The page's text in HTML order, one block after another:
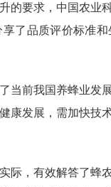
的要求，中国农业
了品质评价标准
当前我国养蜂业发
康发展，需加快技
际，有效解答了蜂